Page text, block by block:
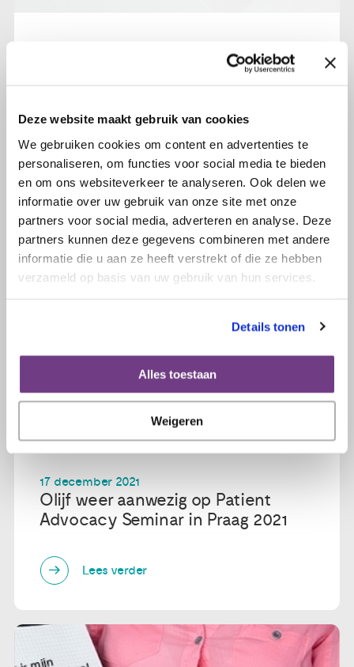
Deze website maakt gebruik van cookies
We gebruiken cookies om content en advertenties te
personaliseren, om functies voor social media te bieden
en om ons websiteverkeer te analyseren. Ook delen we
informatie over uw gebruik van onze site met onze
partners voor social media, adverteren en analyse. Deze
partners kunnen deze gegevens combineren met andere
informatie die u aan ze heeft verstrekt of die ze hebben
verzameld op basis van uw gebruik van hun services.
Details tonen
Alles toestaan
Weigeren
PROACTIVE studie: onderzoek naar
Lees verder
17 december 2021
Olijf weer aanwezig op Patient
Advocacy Seminar in Praag 2021
Lees verder